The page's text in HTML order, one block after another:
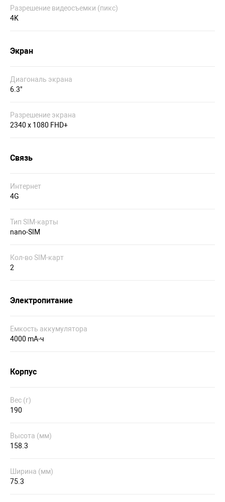
Разрешение видеосъемки (пикс)
4K
Экран
Диагональ экрана
6.3"
Разрешение экрана
2340 x 1080 FHD+
Связь
Интернет
4G
Тип SIM-карты
nano-SIM
Кол-во SIM-карт
2
Электропитание
Емкость аккумулятора
4000 mA-ч
Корпус
Вес (г)
190
Высота (мм)
158.3
Ширина (мм)
75.3